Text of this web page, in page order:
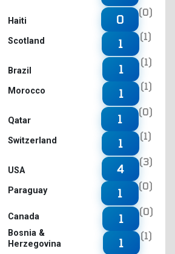
Haiti
Scotland
0
(0)
1
(1)
Brazil
Morocco
1
(1)
1
(1)
Qatar
Switzerland
1
(0)
1
(1)
USA
Paraguay
4
(3)
1
(0)
Canada
Bosnia &
Herzegovina
1
(0)
1
(1)